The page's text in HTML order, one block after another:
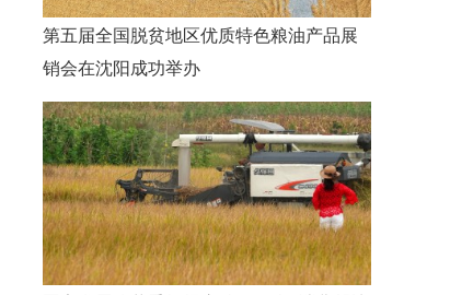
第五届全国脱贫地区优质特色粮油产品展
销会在沈阳成功举办